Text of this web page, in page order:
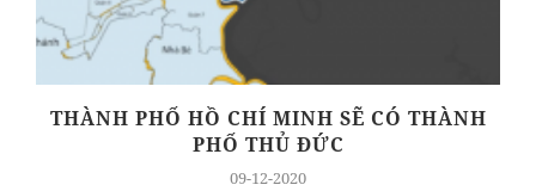
THÀNH PHỐ HỒ CHÍ MINH SẼ CÓ THÀNH
PHỐ THỦ ĐỨC
09-12-2020